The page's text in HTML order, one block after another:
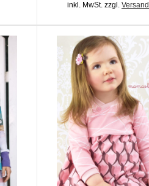
inkl. MwSt. zzgl. Versand